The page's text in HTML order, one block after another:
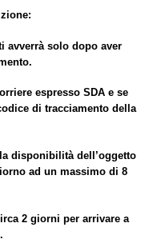
avverrà solo dopo aver
espresso SDA e se
di tracciamento della
disponibilità dell’oggetto
ad un massimo di 8
2 giorni per arrivare a